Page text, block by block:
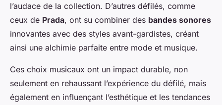
l’audace de la collection. D’autres défilés, comme
ceux de Prada, ont su combiner des bandes sonores
innovantes avec des styles avant-gardistes, créant
ainsi une alchimie parfaite entre mode et musique.
Ces choix musicaux ont un impact durable, non
seulement en rehaussant l’expérience du défilé, mais
également en influençant l’esthétique et les tendances